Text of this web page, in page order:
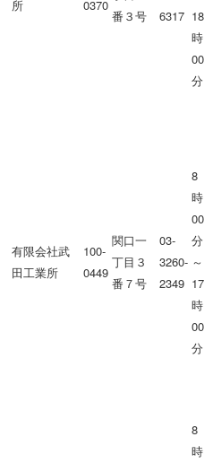
所
0370
番３号
6317 18
時
00
分
有限会社武
田工業所
100-
0449
関口一
丁目３
番７号
03-
3260-
2349
8
時
00
分
～
17
時
00
分
8
時